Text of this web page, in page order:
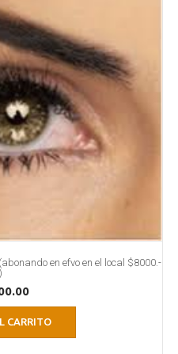
en efvo en el local $8000.-
)
CARRITO